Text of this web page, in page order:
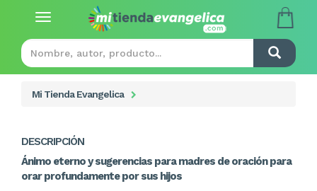
Toggle
Mi Tienda Evangelica
DESCRIPCIÓN
Ánimo eterno y sugerencias para madres de oración para
orar profundamente por sus hijos